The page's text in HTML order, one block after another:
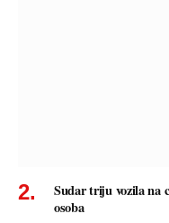
Sudar triju vozila na
osoba